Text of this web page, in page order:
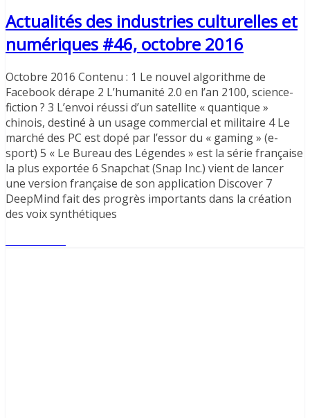
Actualités des industries culturelles et
numériques #46, octobre 2016
Octobre 2016 Contenu : 1 Le nouvel algorithme de
Facebook dérape 2 L’humanité 2.0 en l’an 2100, science-
fiction ? 3 L’envoi réussi d’un satellite « quantique »
chinois, destiné à un usage commercial et militaire 4 Le
marché des PC est dopé par l’essor du « gaming » (e-
sport) 5 « Le Bureau des Légendes » est la série française
la plus exportée 6 Snapchat (Snap Inc.) vient de lancer
une version française de son application Discover 7
DeepMind fait des progrès importants dans la création
des voix synthétiques